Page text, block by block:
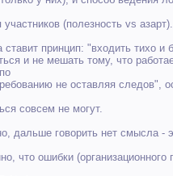
участников (полезность vs
ставит принцип: "входить тихо и
и не мешать тому, что
не оставляя следов",
совсем не могут.
дальше говорить нет смысла -
что ошибки (организационного